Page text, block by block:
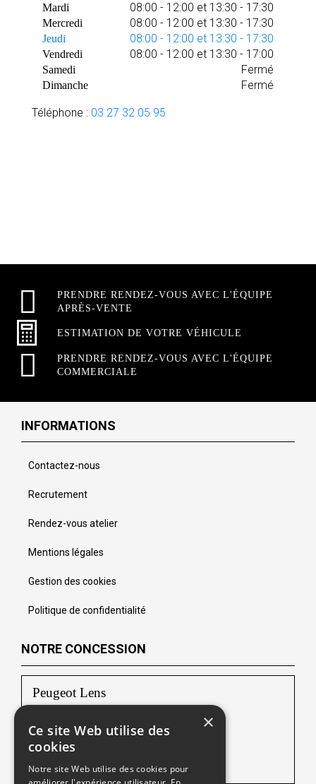
Mardi 08:00 - 12:00 et 13:30 - 17:30
Mercredi 08:00 - 12:00 et 13:30 - 17:30
Jeudi 08:00 - 12:00 et 13:30 - 17:30
Vendredi 08:00 - 12:00 et 13:30 - 17:00
Samedi Fermé
Dimanche Fermé
Téléphone : 03 27 32 05 95
PRENDRE RENDEZ-VOUS AVEC L'ÉQUIPE
APRÈS-VENTE
ESTIMATION DE VOTRE VÉHICULE
PRENDRE RENDEZ-VOUS AVEC L'ÉQUIPE
COMMERCIALE
INFORMATIONS
Contactez-nous
Recrutement
Rendez-vous atelier
Mentions légales
Gestion des cookies
Politique de confidentialité
NOTRE CONCESSION
Peugeot Lens
62218 Loison-sous-Lens
Tél :03 21 13 20 20
×
Ce site Web utilise des
cookies
Notre site Web utilise des cookies pour